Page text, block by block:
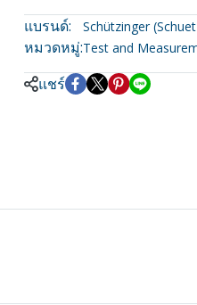
แบรนด์:
Schützinger
หมวดหมู่:Test and
แชร์